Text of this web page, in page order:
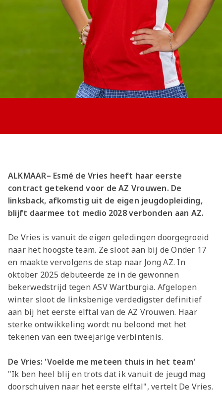
Jong AZ
Seizoenkaart
ALKMAAR– Esmé de Vries heeft haar eerste
contract getekend voor de AZ Vrouwen. De
linksback, afkomstig uit de eigen jeugdopleiding,
blijft daarmee tot medio 2028 verbonden aan AZ.
De Vries is vanuit de eigen geledingen doorgegroeid
naar het hoogste team. Ze sloot aan bij de Onder 17
en maakte vervolgens de stap naar Jong AZ. In
oktober 2025 debuteerde ze in de gewonnen
bekerwedstrijd tegen ASV Wartburgia. Afgelopen
winter sloot de linksbenige verdedigster definitief
aan bij het eerste elftal van de AZ Vrouwen. Haar
sterke ontwikkeling wordt nu beloond met het
tekenen van een tweejarige verbintenis.
De Vries: 'Voelde me meteen thuis in het team'
"Ik ben heel blij en trots dat ik vanuit de jeugd mag
doorschuiven naar het eerste elftal", vertelt De Vries.